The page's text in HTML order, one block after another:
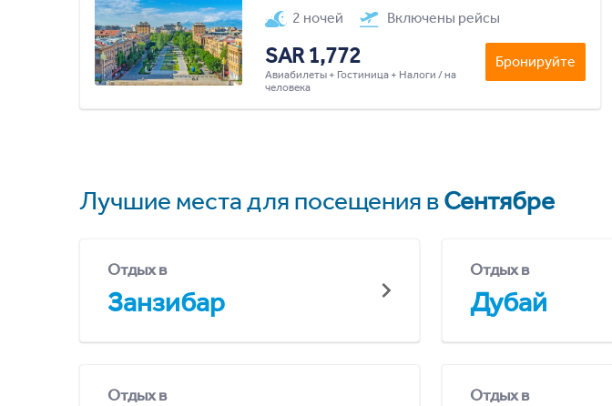
2 ночей Включены рейсы
SAR 1,772
Авиабилеты + Гостиница + Налоги / на
человека
Бронируйте
Лучшие места для посещения вСентябре
Отдых в
Занзибар
Отдых в
Дубай
Отдых в Отдых в